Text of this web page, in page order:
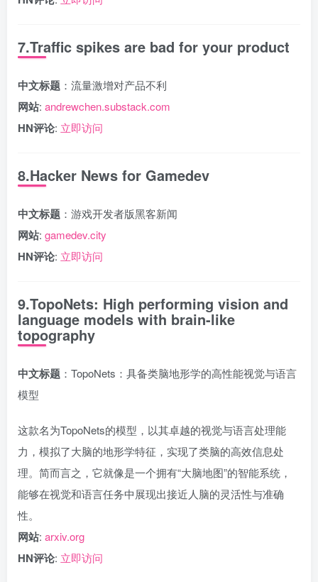
7.Traffic spikes are bad for your product
中文标题 ：流量激增对产品不利
网站: andrewchen.substack.com
HN评论: 立即访问
8.Hacker News for Gamedev
中文标题 ：游戏开发者版黑客新闻
网站: gamedev.city
HN评论: 立即访问
9.TopoNets: High performing vision and
language models with brain-like
topography
中文标题 ：TopoNets：具备类脑地形学的高性能视觉与语言
模型
这款名为TopoNets的模型，以其卓越的视觉与语言处理能
力，模拟了大脑的地形学特征，实现了类脑的高效信息处
理。简而言之，它就像是一个拥有“大脑地图”的智能系统，
能够在视觉和语言任务中展现出接近人脑的灵活性与准确
性。
网站: arxiv.org
HN评论: 立即访问